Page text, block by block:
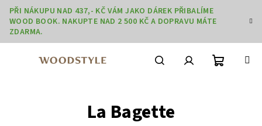
Přejít
obsah
PŘI NÁKUPU NAD 437,- KČ VÁM JAKO DÁREK PŘIBALÍME
WOOD BOOK. NAKUPTE NAD 2 500 KČ A DOPRAVU MÁTE
ZDARMA.
La Bagette